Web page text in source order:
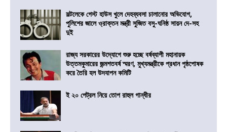
সল্টলেকে গেস্ট হাউস খুলে দেহব্যবসা চালানোর অভিযোগ,
পুলিশের জালে ও্রাক্তন মন্ত্রী সুজিত বসু-ঘনিষ্ঠ সায়ন দে-সহ
দুই
রাজ্য সরকারের উদ্যোগে শুরু হচ্ছে বর্ষব্যাপী মহানায়ক
উত্তমকুমারের জন্মশতবর্ষ স্মরণ, মুখ্যমন্ত্রীকে প্রধান পৃষ্ঠপোষক
করে তৈরি হল উদযাপন কমিটি
ই ২০ পেট্রল নিয়ে তোপ রাহুল গান্ধীর